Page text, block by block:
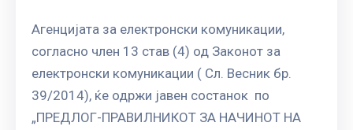
АНАЛИЗА
ПАЗАР
Агенцијата за електронски комуникации,
согласно член 13 став (4) од Законот за
електронски комуникации ( Сл. Весник бр.
39/2014), ќе одржи јавен состанок по
„ПРЕДЛОГ-ПРАВИЛНИКОТ ЗА НАЧИНОТ НА